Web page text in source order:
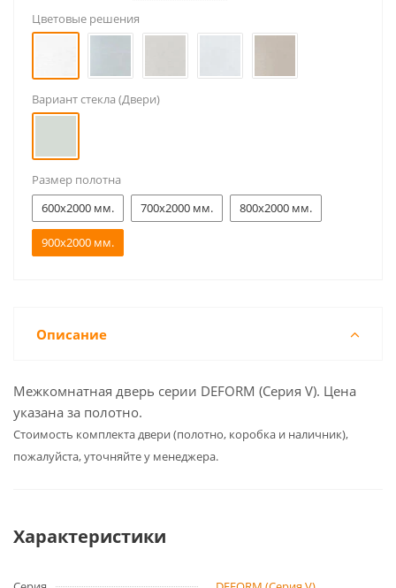
Цветовые решения
Вариант стекла (Двери)
Размер полотна
600x2000 мм.
700x2000 мм. 800x2000 мм.
900x2000 мм.
Описание
Межкомнатная дверь серии DEFORM (Серия V). Цена
указана за полотно.
Cтоимость комплекта двери (полотно, коробка и наличник),
пожалуйста, уточняйте у менеджера.
Характеристики